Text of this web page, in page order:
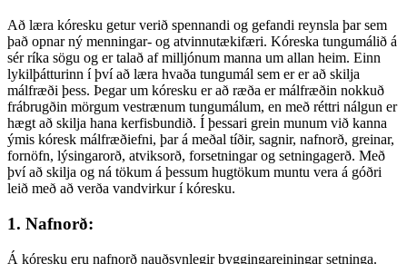
Að læra kóresku getur verið spennandi og gefandi reynsla þar sem
það opnar ný menningar- og atvinnutækifæri. Kóreska tungumálið á
sér ríka sögu og er talað af milljónum manna um allan heim. Einn
lykilþátturinn í því að læra hvaða tungumál sem er er að skilja
málfræði þess. Þegar um kóresku er að ræða er málfræðin nokkuð
frábrugðin mörgum vestrænum tungumálum, en með réttri nálgun er
hægt að skilja hana kerfisbundið. Í þessari grein munum við kanna
ýmis kóresk málfræðiefni, þar á meðal tíðir, sagnir, nafnorð, greinar,
fornöfn, lýsingarorð, atviksorð, forsetningar og setningagerð. Með
því að skilja og ná tökum á þessum hugtökum muntu vera á góðri
leið með að verða vandvirkur í kóresku.
1. Nafnorð:
Á kóresku eru nafnorð nauðsynlegir byggingareiningar setninga.